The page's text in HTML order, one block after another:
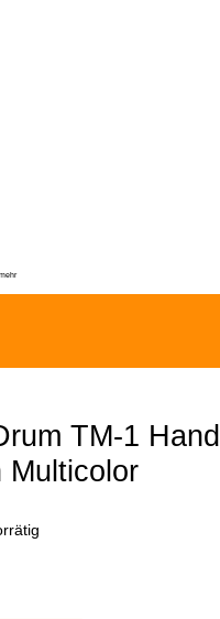
TM-1 Hand
Multicolor